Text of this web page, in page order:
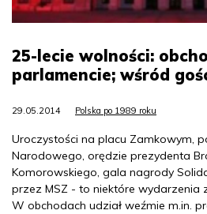
25-lecie wolności:
parlamencie; wśród
29.05.2014 Polska po 1989 roku
Uroczystości na placu Zamkowym,
Narodowego, orędzie prezydenta
Komorowskiego, gala nagrody
przez MSZ - to niektóre wydarzenia
W obchodach udział weźmie m.in.